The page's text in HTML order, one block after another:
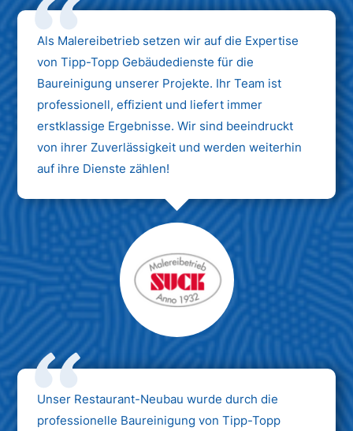
Als Malereibetrieb setzen wir auf die Expertise
von Tipp-Topp Gebäudedienste für die
Baureinigung unserer Projekte. Ihr Team ist
professionell, effizient und liefert immer
erstklassige Ergebnisse. Wir sind beeindruckt
von ihrer Zuverlässigkeit und werden weiterhin
auf ihre Dienste zählen!
Unser Restaurant-Neubau wurde durch die
professionelle Baureinigung von Tipp-Topp